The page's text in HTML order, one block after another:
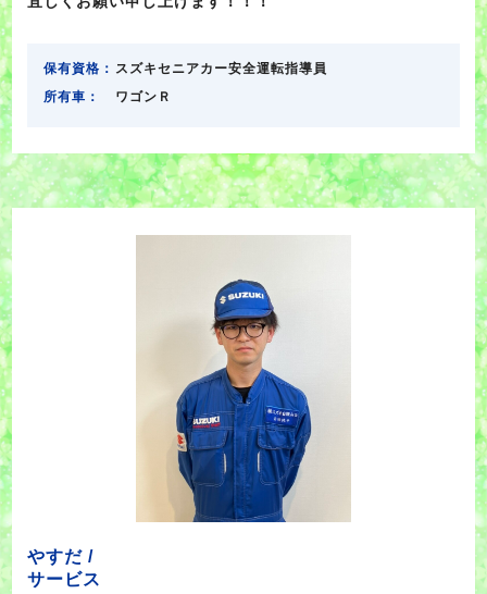
保有資格： スズキセニアカー安全運転指導員
所有車：
ワゴンＲ
やすだ /
サービス